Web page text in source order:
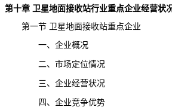
第十章 卫星地面接收站行业重点企业经营状
第一节 卫星地面接收站重点企业
一、企业概况
二、市场定位情况
三、企业经营状况
四、企业竞争优势